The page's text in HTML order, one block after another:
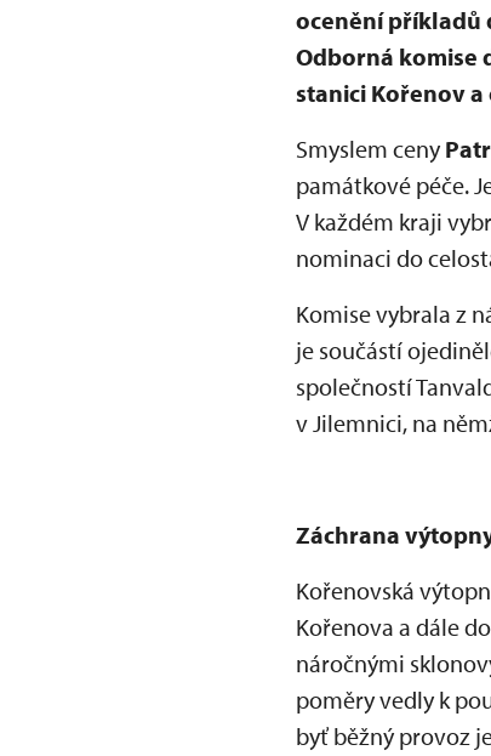
ocenění příkladů
Odborná komise
stanici Kořenov
Smyslem ceny
památkové péče.
V každém kraji
nominaci do
Komise vybrala z
je součástí
společností
v Jilemnici, na
Záchrana
Kořenovská
Kořenova a dále
náročnými
poměry vedly k
byť běžný provoz